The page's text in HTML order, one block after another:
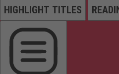
HIGHLIGHT TITLES